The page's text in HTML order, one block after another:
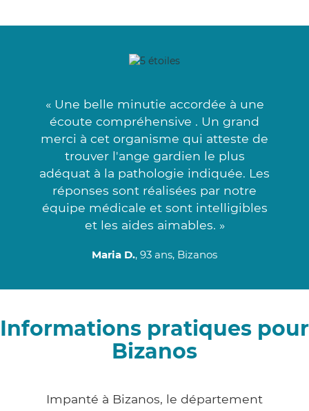
« Une belle minutie accordée à une
écoute compréhensive . Un grand
merci à cet organisme qui atteste de
trouver l'ange gardien le plus
adéquat à la pathologie indiquée. Les
réponses sont réalisées par notre
équipe médicale et sont intelligibles
et les aides aimables. »
Maria D., 93 ans, Bizanos
Informations pratiques pour
Bizanos
Impanté à Bizanos, le département